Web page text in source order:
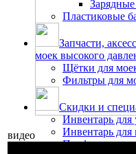
Зарядные
Пластиковые
Запчасти,
моек высокого
Щётки для
Фильтры для
Скидки и
Инвентарь для
Инвентарь для
видео